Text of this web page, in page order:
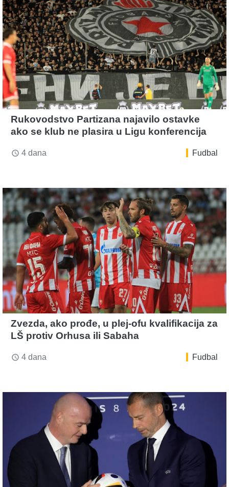
Rukovodstvo Partizana najavilo ostavke
ako se klub ne plasira u Ligu konferencija
access_time 4 dana Fudbal
Zvezda, ako prođe, u plej-ofu kvalifikacija za
LŠ protiv Orhusa ili Sabaha
access_time 4 dana Fudbal